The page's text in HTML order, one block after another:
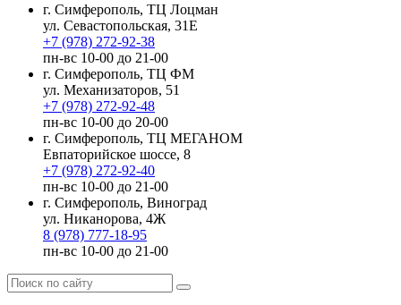
г. Симферополь, ТЦ Лоцман
ул. Севастопольская, 31Е
+7 (978) 272-92-38
пн-вс 10-00 до 21-00
г. Симферополь, ТЦ ФМ
ул. Механизаторов, 51
+7 (978) 272-92-48
пн-вс 10-00 до 20-00
г. Симферополь, ТЦ МЕГАНОМ
Евпаторийское шоссе, 8
+7 (978) 272-92-40
пн-вс 10-00 до 21-00
г. Симферополь, Виноград
ул. Никанорова, 4Ж
8 (978) 777-18-95
пн-вс 10-00 до 21-00